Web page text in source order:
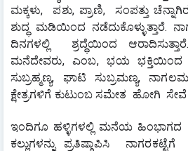
ಮಕ್ಕಳು,  ಪಶು, ಪ್ರಾಣಿ,  ಸಂಪತ್ತು
ಶುದ್ಧ ಮಡಿಯಿಂದ ನಡೆದುಕೊಳ್ಳುತ್ತಾರೆ.‌ ನಾಗರ ಪಂಚಮಿ, ಶ್ರೆಷ್ಟಿ ಇಂತಹ
ದಿನಗಳಲ್ಲಿ  ಶ್ರದ್ಧೆಯಿಂದ
ಮನೆದೇವರು, ಎಂಬ, ಭಯ ಭಕ್ತಿಯಿಂದ
ಸುಬ್ರಹ್ಮಣ್ಯ, ಘಾಟಿ ಸುಬ್ರಮಣ್ಯ,
ಕ್ಷೇತ್ರಗಳಿಗೆ ಕುಟುಂಬ ಸಮೇತ  ಹೋಗಿ  ಸೇವೆ
ಇಂದಿಗೂ ಹಳ್ಳಿಗಳಲ್ಲಿ ಮನೆಯ ಹಿಂಭಾಗದ
ಕಲ್ಲುಗಳನ್ನು ಪ್ರತಿಷ್ಠಾಪಿಸಿ